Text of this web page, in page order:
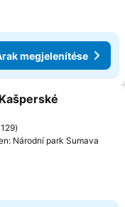
megjelenítése
a kedvencekhez
129
Národní park Sumava